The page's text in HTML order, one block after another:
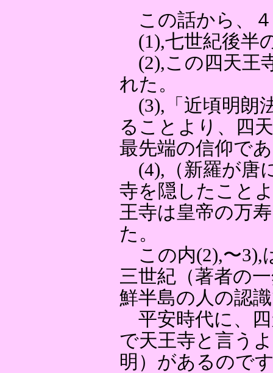
この話から、
(1),七世紀後半
(2),この四天王
れた。
(3),「近頃明朗
ることより、四
最先端の信仰で
(4),（新羅が唐
寺を隠したこと
王寺は皇帝の万
た。
この内(2),〜3),
三世紀（著者の
鮮半島の人の認
平安時代に、
で天王寺と言う
明）があるので